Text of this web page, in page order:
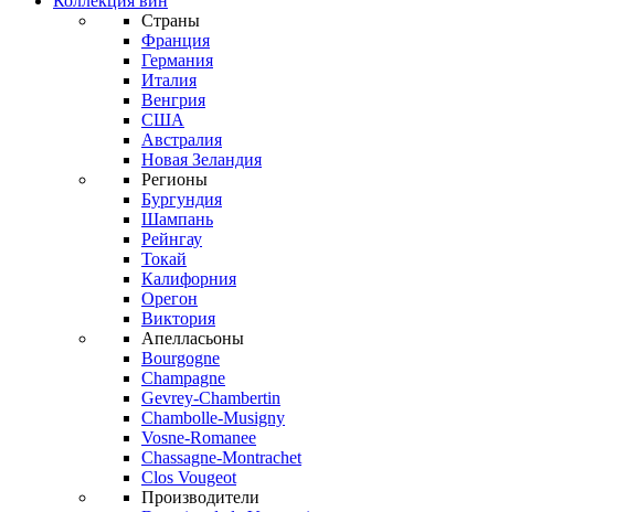
Страны
Франция
Германия
Италия
Венгрия
США
Австралия
Новая Зеландия
Регионы
Бургундия
Шампань
Рейнгау
Токай
Калифорния
Орегон
Виктория
Апелласьоны
Bourgogne
Champagne
Gevrey-Chambertin
Chambolle-Musigny
Vosne-Romanee
Chassagne-Montrachet
Clos Vougeot
Производители